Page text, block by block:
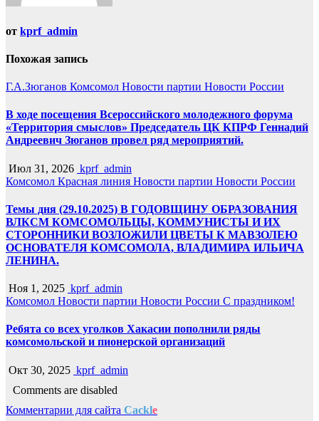
от kprf_admin
Похожая запись
Г.А.Зюганов Комсомол Новости партии Новости России
В ходе посещения Всероссийского молодежного форума
«Территория смыслов» Председатель ЦК КПРФ Геннадий
Андреевич Зюганов провел ряд мероприятий.
Июл 31, 2026 kprf_admin
Комсомол Красная линия Новости партии Новости России
Темы дня (29.10.2025) В ГОДОВЩИНУ ОБРАЗОВАНИЯ
ВЛКСМ КОМСОМОЛЬЦЫ, КОММУНИСТЫ И ИХ
СТОРОННИКИ ВОЗЛОЖИЛИ ЦВЕТЫ К МАВЗОЛЕЮ
ОСНОВАТЕЛЯ КОМСОМОЛА, ВЛАДИМИРА ИЛЬИЧА
ЛЕНИНА.
Ноя 1, 2025 kprf_admin
Комсомол Новости партии Новости России С праздником!
Ребята со всех уголков Хакасии пополнили ряды
комсомольской и пионерской организаций
Окт 30, 2025 kprf_admin
Comments are disabled
Комментарии для сайта Cackle